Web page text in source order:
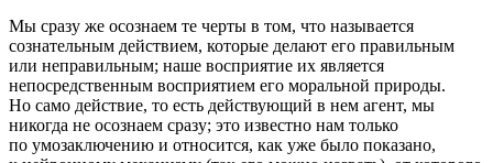
Мы сразу же осознаем те черты в том, что называется
сознательным действием, которые делают его правильным
или неправильным; наше восприятие их является
непосредственным восприятием его моральной природы.
Но само действие, то есть действующий в нем агент, мы
никогда не осознаем сразу; это известно нам только
по умозаключению и относится, как уже было показано,